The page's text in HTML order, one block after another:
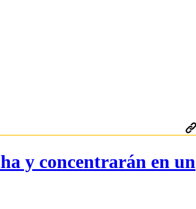
y concentrarán en un